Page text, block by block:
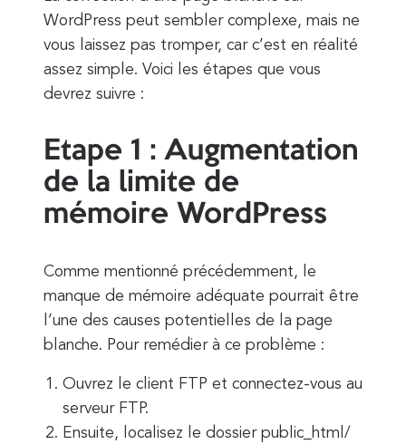
WordPress peut sembler complexe, mais ne
vous laissez pas tromper, car c’est en réalité
assez simple. Voici les étapes que vous
devrez suivre :
Etape 1 : Augmentation
de la limite de
mémoire WordPress
Comme mentionné précédemment, le
manque de mémoire adéquate pourrait être
l’une des causes potentielles de la page
blanche. Pour remédier à ce problème :
Ouvrez le client FTP et connectez-vous au
serveur FTP.
Ensuite, localisez le dossier public_html/